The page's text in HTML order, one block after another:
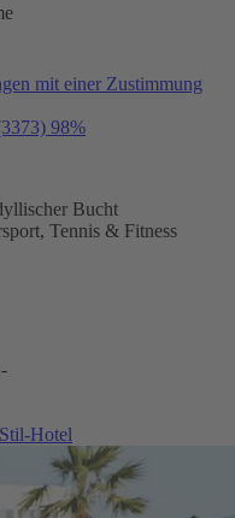
mit einer Zustimmung
98%
Bucht
Tennis & Fitness
Hotel